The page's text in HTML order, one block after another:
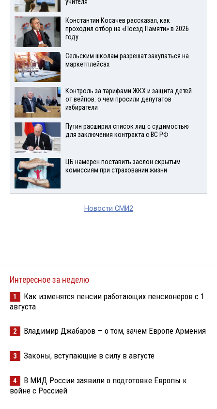
учителя
Константин Косачев рассказал, как
проходил отбор на «Поезд Памяти» в 2026
году
Сельским школам разрешат закупаться на
маркетплейсах
Контроль за тарифами ЖКХ и защита детей
от вейпов: о чем просили депутатов
избиратели
Путин расширил список лиц с судимостью
для заключения контракта с ВС РФ
ЦБ намерен поставить заслон скрытым
комиссиям при страховании жизни
Новости СМИ2
Интересное за неделю
1
Как изменятся пенсии работающих пенсионеров с 1
августа
2 Владимир Джабаров — о том, зачем Европе Армения
3 Законы, вступающие в силу в августе
4
В МИД России заявили о подготовке Европы к
войне с Россией